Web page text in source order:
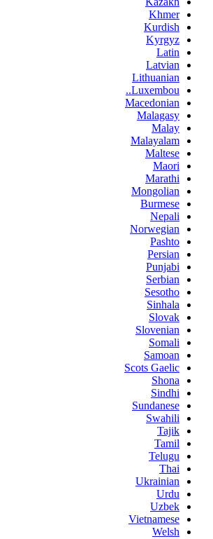
Khmer
Kurdish
Kyrgyz
Latin
Latvian
Lithuanian
Luxembou..
Macedonian
Malagasy
Malay
Malayalam
Maltese
Maori
Marathi
Mongolian
Burmese
Nepali
Norwegian
Pashto
Persian
Punjabi
Serbian
Sesotho
Sinhala
Slovak
Slovenian
Somali
Samoan
Scots Gaelic
Shona
Sindhi
Sundanese
Swahili
Tajik
Tamil
Telugu
Thai
Ukrainian
Urdu
Uzbek
Vietnamese
Welsh